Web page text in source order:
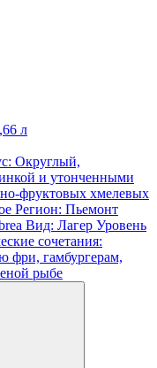
л
Округлый,
и утонченными
фруктовых хмелевых
Регион: Пьемонт
Вид: Лагер Уровень
сочетания:
фри, гамбургерам,
рыбе